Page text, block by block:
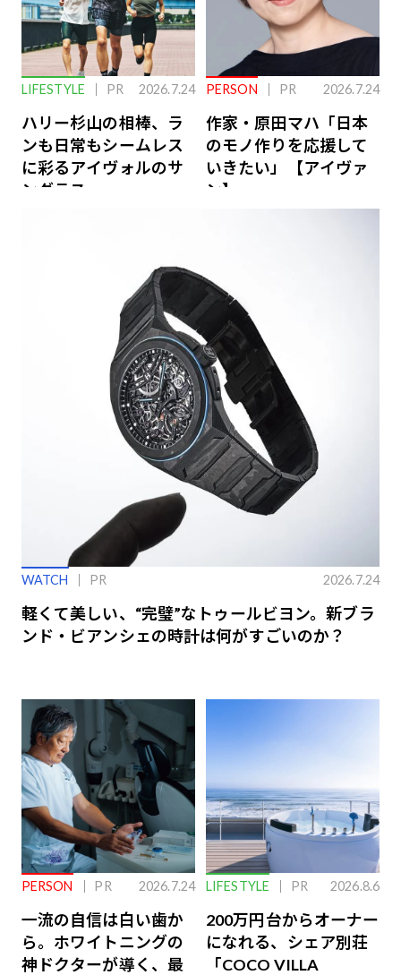
LIFESTYLE PR 2026.7.24
ハリー杉山の相棒、ラ
ンも日常もシームレス
に彩るアイヴォルのサ
ングラス
PERSON PR 2026.7.24
作家・原田マハ「日本
のモノ作りを応援して
いきたい」【アイヴァ
ン】
WATCH PR 2026.7.24
軽くて美しい、“完璧”なトゥールビヨン。新ブラ
ンド・ビアンシェの時計は何がすごいのか？
PERSON PR 2026.7.24
一流の自信は白い歯か
ら。ホワイトニングの
神ドクターが導く、最
LIFESTYLE PR 2026.8.6
200万円台からオーナー
になれる、シェア別荘
「COCO VILLA